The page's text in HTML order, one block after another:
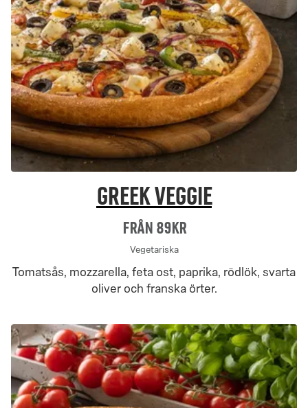
Greek Veggie
Från 89Kr
Vegetariska
Tomatsås, mozzarella, feta ost, paprika, rödlök, svarta
oliver och franska örter.